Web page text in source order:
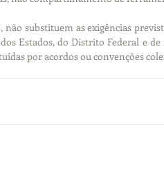
não substituem as exigências
Estados, do Distrito Federal e
por acordos ou convenções